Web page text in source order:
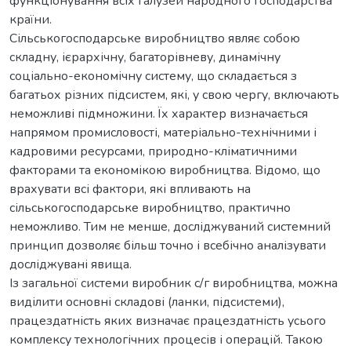
країни.
Сільськогосподарське виробництво являє собою
складну, ієрархічну, багаторівневу, динамічну
соціально-економічну систему, що складається з
багатьох різних підсистем, які, у свою чергу, включають
неможливі підмножини. Їх характер визначається
напрямом промисловості, матеріально-технічними і
кадровими ресурсами, природно-кліматичними
факторами та економікою виробництва. Відомо, що
врахувати всі фактори, які впливають на
сільськогосподарське виробництво, практично
неможливо. Тим не менше, досліджуваний системний
принцип дозволяє більш точно і всебічно аналізувати
досліджувані явища.
Із загальної системи виробник с/г виробництва, можна
виділити основні складові (ланки, підсистеми),
працездатність яких визначає працездатність усього
комплексу технологічних процесів і операцій. Такою